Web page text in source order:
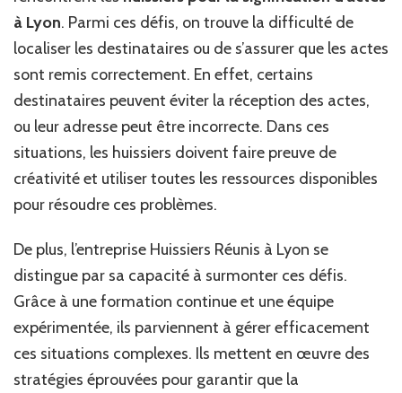
à Lyon. Parmi ces défis, on trouve la difficulté de
localiser les destinataires ou de s’assurer que les actes
sont remis correctement. En effet, certains
destinataires peuvent éviter la réception des actes,
ou leur adresse peut être incorrecte. Dans ces
situations, les huissiers doivent faire preuve de
créativité et utiliser toutes les ressources disponibles
pour résoudre ces problèmes.
De plus, l’entreprise Huissiers Réunis à Lyon se
distingue par sa capacité à surmonter ces défis.
Grâce à une formation continue et une équipe
expérimentée, ils parviennent à gérer efficacement
ces situations complexes. Ils mettent en œuvre des
stratégies éprouvées pour garantir que la